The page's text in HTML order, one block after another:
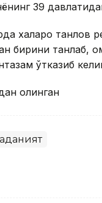
39
халқаро танлов
бирини танлаб,
ўтказиб
олинган